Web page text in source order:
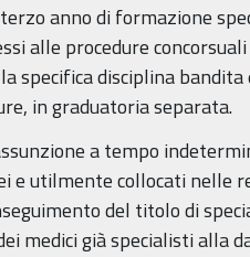
anno di formazione
alle procedure
specifica disciplina
in graduatoria separata.
a tempo
e utilmente collocati nelle
del titolo di
medici già specialisti alla